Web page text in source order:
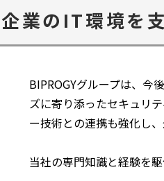
企業のIT環境を
BIPROGYグループは、今
ズに寄り添ったセキュリ
ー技術との連携も強化し
当社の専門知識と経験を